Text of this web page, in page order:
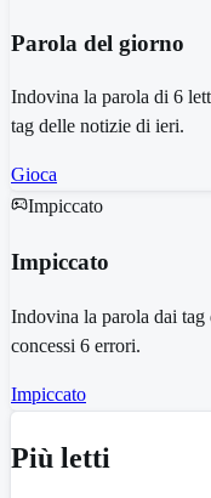
Parola del giorno
Indovina la parola di 6
tag delle notizie di ieri.
Gioca
Impiccato
Impiccato
Indovina la parola dai
concessi 6 errori.
Impiccato
Più letti